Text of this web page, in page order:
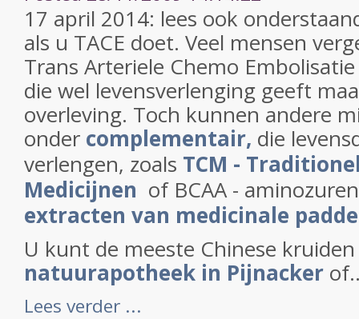
17 april 2014: lees ook
als u TACE doet. Veel mensen
Trans Arteriele Chemo
die wel levensverlenging geeft
overleving. Toch kunnen andere
onder complementair, die
verlengen, zoals TCM -
Medicijnen of BCAA -
extracten van medicinale
U kunt de meeste Chinese
natuurapotheek in Pijnacker
Lees verder ...